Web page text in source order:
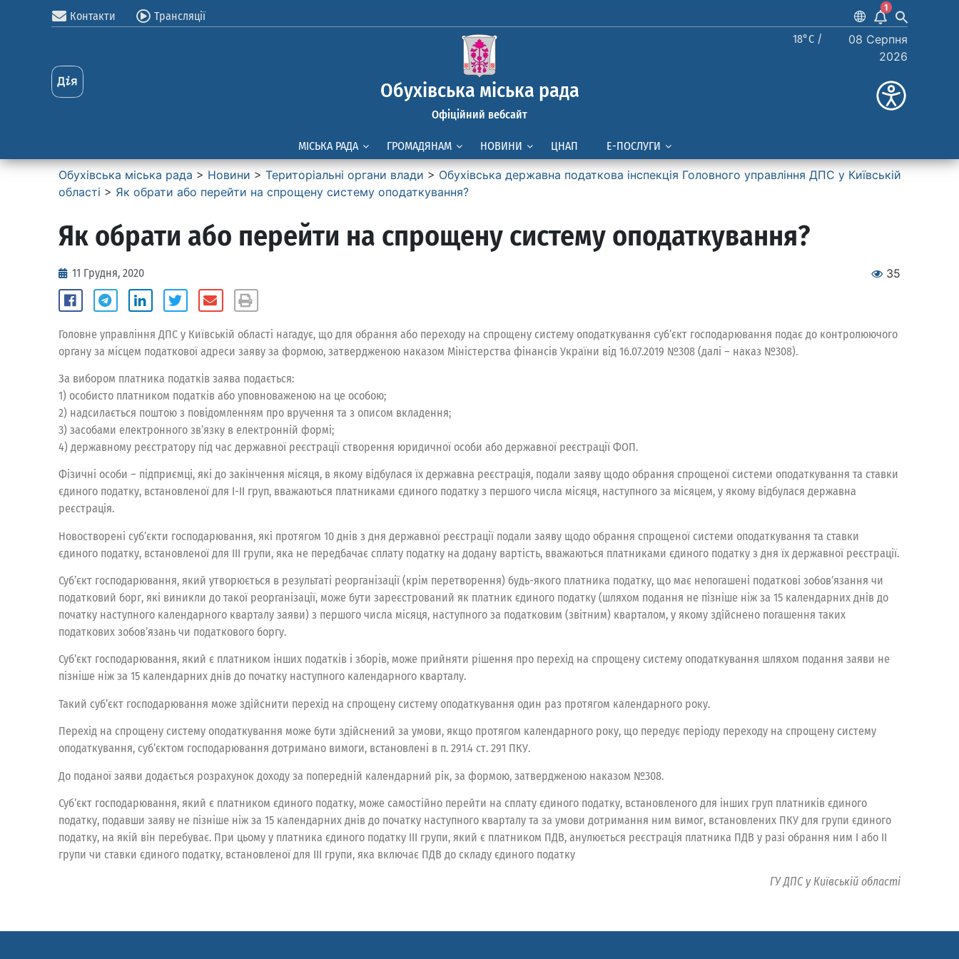
Контакти Трансляції
1
Обухівська міська рада
Офіційний вебсайт
18°C /
08 Серпня
2026
МІСЬКА РАДА ГРОМАДЯНАМ НОВИНИ ЦНАП Е-ПОСЛУГИ
Обухівська міська рада > Новини > Територіальні органи влади > Обухівська державна податкова інспекція Головного управління ДПС у Київській
області > Як обрати або перейти на спрощену систему оподаткування?
Як обрати або перейти на спрощену систему оподаткування?
11 Грудня, 2020 35
Головне управління ДПС у Київській області нагадує, що для обрання або переходу на спрощену систему оподаткування суб’єкт господарювання подає до контролюючого
органу за місцем податкової адреси заяву за формою, затвердженою наказом Міністерства фінансів України від 16.07.2019 №308 (далі – наказ №308).
За вибором платника податків заява подається:
1) особисто платником податків або уповноваженою на це особою;
2) надсилається поштою з повідомленням про вручення та з описом вкладення;
3) засобами електронного зв’язку в електронній формі;
4) державному реєстратору під час державної реєстрації створення юридичної особи або державної реєстрації ФОП.
Фізичні особи – підприємці, які до закінчення місяця, в якому відбулася їх державна реєстрація, подали заяву щодо обрання спрощеної системи оподаткування та ставки
єдиного податку, встановленої для І-ІІ груп, вважаються платниками єдиного податку з першого числа місяця, наступного за місяцем, у якому відбулася державна
реєстрація.
Новостворені суб’єкти господарювання, які протягом 10 днів з дня державної реєстрації подали заяву щодо обрання спрощеної системи оподаткування та ставки
єдиного податку, встановленої для ІІІ групи, яка не передбачає сплату податку на додану вартість, вважаються платниками єдиного податку з дня їх державної реєстрації.
Суб’єкт господарювання, який утворюється в результаті реорганізації (крім перетворення) будь-якого платника податку, що має непогашені податкові зобов’язання чи
податковий борг, які виникли до такої реорганізації, може бути зареєстрований як платник єдиного податку (шляхом подання не пізніше ніж за 15 календарних днів до
початку наступного календарного кварталу заяви) з першого числа місяця, наступного за податковим (звітним) кварталом, у якому здійснено погашення таких
податкових зобов’язань чи податкового боргу.
Суб’єкт господарювання, який є платником інших податків і зборів, може прийняти рішення про перехід на спрощену систему оподаткування шляхом подання заяви не
пізніше ніж за 15 календарних днів до початку наступного календарного кварталу.
Такий суб’єкт господарювання може здійснити перехід на спрощену систему оподаткування один раз протягом календарного року.
Перехід на спрощену систему оподаткування може бути здійснений за умови, якщо протягом календарного року, що передує періоду переходу на спрощену систему
оподаткування, суб’єктом господарювання дотримано вимоги, встановлені в п. 291.4 ст. 291 ПКУ.
До поданої заяви додається розрахунок доходу за попередній календарний рік, за формою, затвердженою наказом №308.
Суб’єкт господарювання, який є платником єдиного податку, може самостійно перейти на сплату єдиного податку, встановленого для інших груп платників єдиного
податку, подавши заяву не пізніше ніж за 15 календарних днів до початку наступного кварталу та за умови дотримання ним вимог, встановлених ПКУ для групи єдиного
податку, на якій він перебуває. При цьому у платника єдиного податку ІІІ групи, який є платником ПДВ, анулюється реєстрація платника ПДВ у разі обрання ним І або ІІ
групи чи ставки єдиного податку, встановленої для ІІІ групи, яка включає ПДВ до складу єдиного податку
ГУ ДПС у Київській області